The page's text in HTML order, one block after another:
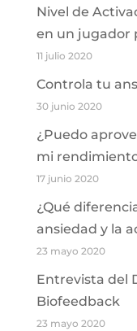
Nivel de
en un jugador
11 julio 2020
Controla tu
30 junio 2020
¿Puedo
mi
17 junio 2020
¿Qué
ansiedad y la
23 mayo 2020
Entrevista del
Biofeedback
23 mayo 2020